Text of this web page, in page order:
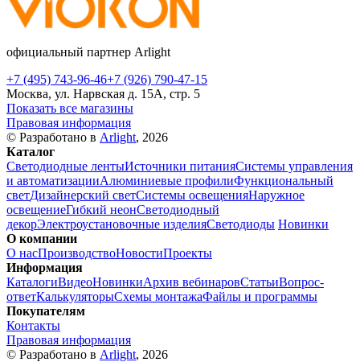
официальный партнер Arlight
+7 (495) 743-96-46+7 (926) 790-47-15
Москва, ул. Нарвская д. 15А, стр. 5
Показать все магазины
Правовая информация
© Разработано в Arlight, 2026
Каталог
Светодиодные лентыИсточники питанияСистемы управления
и автоматизацииАлюминиевые профилиФункциональный
светДизайнерский светСистемы освещенияНаружное
освещениеГибкий неонСветодиодный
декорЭлектроустановочные изделияСветодиоды Новинки
О компании
О насПроизводствоНовостиПроекты
Информация
КаталогиВидеоНовинкиАрхив вебинаровСтатьиВопрос-
ответКалькуляторыСхемы монтажаФайлы и программы
Покупателям
Контакты
Правовая информация
© Разработано в Arlight, 2026